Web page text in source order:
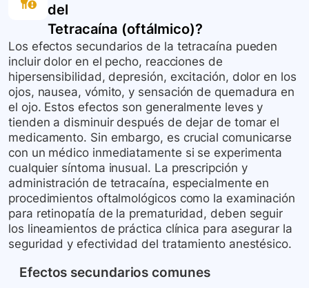
del
Tetracaína (oftálmico)?
Los efectos secundarios de la tetracaína pueden
incluir dolor en el pecho, reacciones de
hipersensibilidad, depresión, excitación, dolor en los
ojos, nausea, vómito, y sensación de quemadura en
el ojo. Estos efectos son generalmente leves y
tienden a disminuir después de dejar de tomar el
medicamento. Sin embargo, es crucial comunicarse
con un médico inmediatamente si se experimenta
cualquier síntoma inusual. La prescripción y
administración de tetracaína, especialmente en
procedimientos oftalmológicos como la examinación
para retinopatía de la prematuridad, deben seguir
los lineamientos de práctica clínica para asegurar la
seguridad y efectividad del tratamiento anestésico.
Efectos secundarios comunes